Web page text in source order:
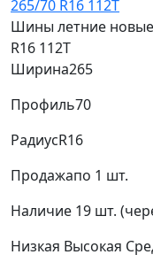
Шины летние новые
R16 112T
Ширина265
Профиль70
РадиусR16
Продажапо 1 шт.
Наличие 19 шт.
Низкая Высокая